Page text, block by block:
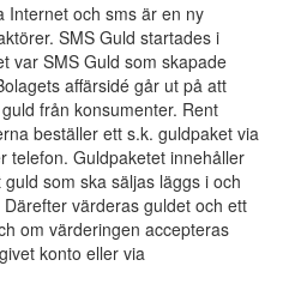
Internet och sms är en ny
SMS Guld startades i
var SMS Guld som skapade
affärsidé går ut på att
från konsumenter. Rent
beställer ett s.k. guldpaket via
telefon. Guldpaketet innehåller
som ska säljas läggs i och
värderas guldet och ett
om värderingen accepteras
konto eller via